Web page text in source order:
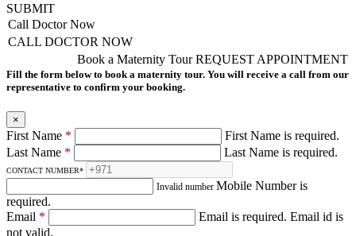
SUBMIT
Call Doctor Now
CALL DOCTOR NOW
REQUEST APPOINTMENT
Book a Maternity Tour
Fill the form below to book a maternity tour. You will receive a call from our
representative to confirm your booking.
×
First Name *
First Name is required.
Last Name * Last Name is required.
CONTACT NUMBER*
Invalid number Mobile Number is
required.
Email * Email is required. Email id is
not valid.